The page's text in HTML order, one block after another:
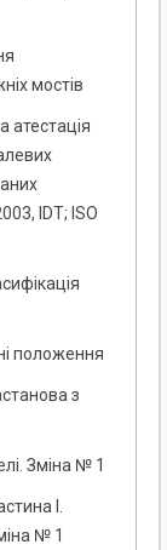
мостів
атестація
IDT; ISO
положення
з
Зміна № 1
І.
№ 1